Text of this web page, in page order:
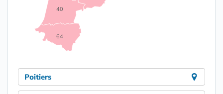
40
64
Poitiers